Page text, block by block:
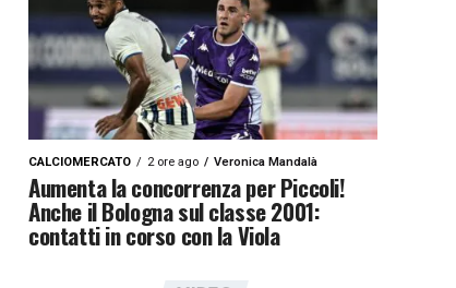
CALCIOMERCATO 2 ore ago Veronica Mandalà
Aumenta la concorrenza per Piccoli!
Anche il Bologna sul classe 2001:
contatti in corso con la Viola